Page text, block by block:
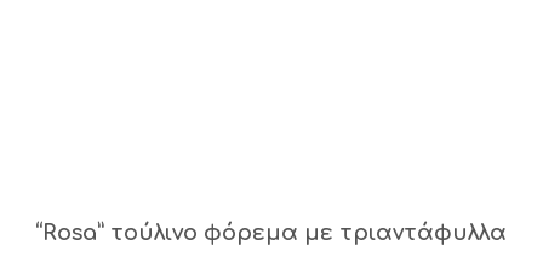
“Rosa” τούλινο φόρεμα με τριαντάφυλλα